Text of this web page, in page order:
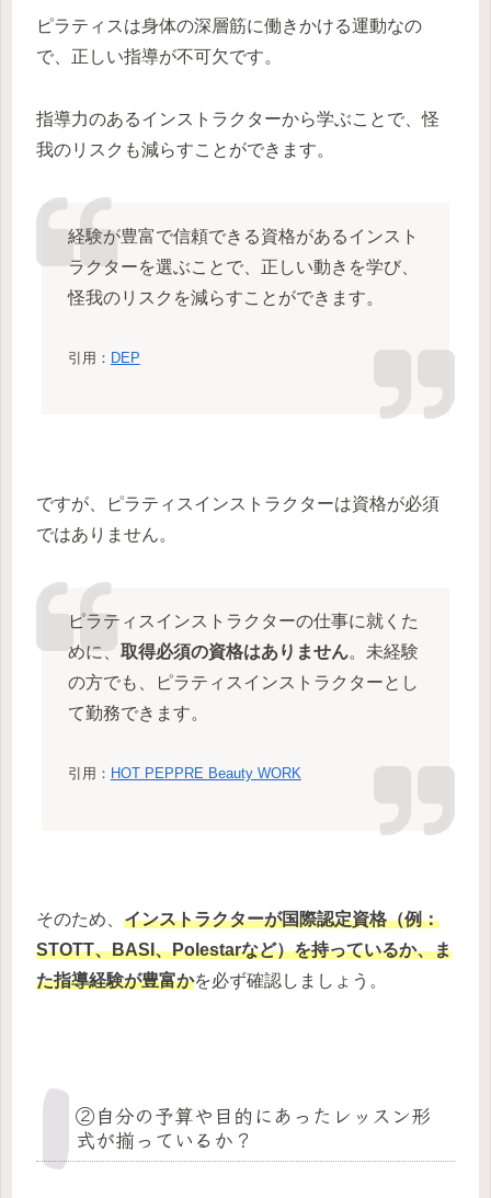
ピラティスは身体の深層筋に働きかける運動なの
で、正しい指導が不可欠です。
指導力のあるインストラクターから学ぶことで、怪
我のリスクも減らすことができます。
経験が豊富で信頼できる資格があるインスト
ラクターを選ぶことで、正しい動きを学び、
怪我のリスクを減らすことができます。
引用： DEP
ですが、ピラティスインストラクターは資格が必須
ではありません。
ピラティスインストラクターの仕事に就くた
めに、 取得必須の資格はありません。未経験
の方でも、ピラティスインストラクターとし
て勤務できます。
引用： HOT PEPPRE Beauty WORK
そのため、 インストラクターが国際認定資格（例：
STOTT、BASI、Polestarなど）を持っているか、ま
た指導経験が豊富かを必ず確認しましょう。
②自分の予算や目的にあったレッスン形
式が揃っているか？